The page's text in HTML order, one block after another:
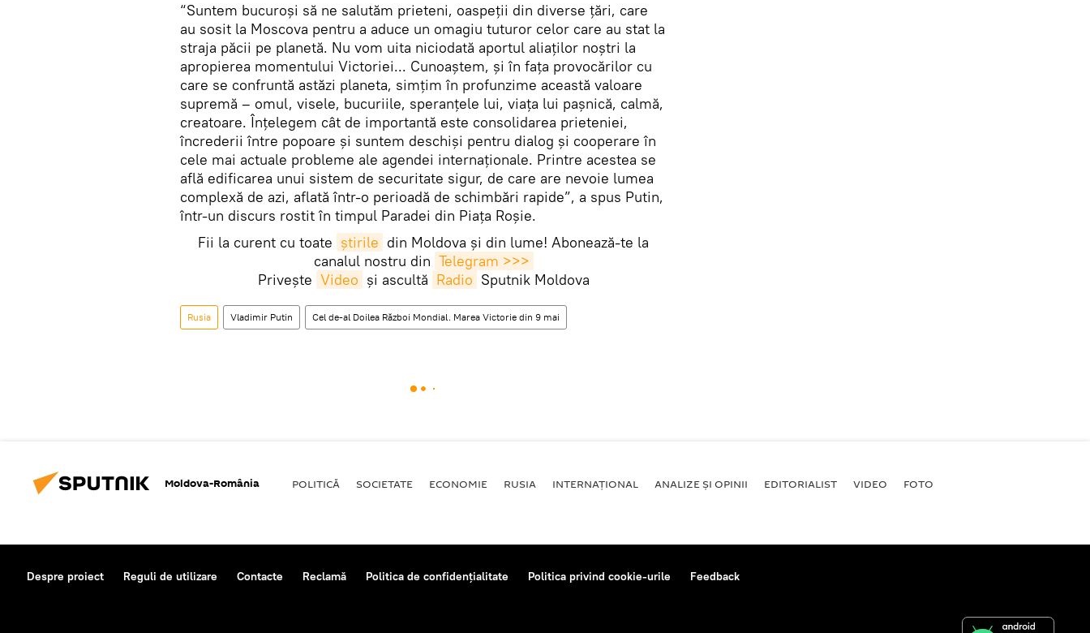
“Suntem bucuroși să ne salutăm prieteni, oaspeții din diverse țări, care
au sosit la Moscova pentru a aduce un omagiu tuturor celor care au stat la
straja păcii pe planetă. Nu vom uita niciodată aportul aliaților noștri la
apropierea momentului Victoriei... Cunoaștem, și în fața provocărilor cu
care se confruntă astăzi planeta, simțim în profunzime această valoare
supremă – omul, visele, bucuriile, speranțele lui, viața lui pașnică, calmă,
creatoare. Înțelegem cât de importantă este consolidarea prieteniei,
încrederii între popoare și suntem deschiși pentru dialog și cooperare în
cele mai actuale probleme ale agendei internaționale. Printre acestea se
află edificarea unui sistem de securitate sigur, de care are nevoie lumea
complexă de azi, aflată într-o perioadă de schimbări rapide”, a spus Putin,
într-un discurs rostit în timpul Paradei din Piața Roșie.
Fii la curent cu toate știrile din Moldova și din lume! Abonează-te la
canalul nostru din Telegram >>>
Privește Video și ascultă Radio Sputnik Moldova
Rusia Vladimir Putin Cel de-al Doilea Război Mondial. Marea Victorie din 9 mai
Moldova-România POLITICĂ SOCIETATE ECONOMIE RUSIA INTERNAŢIONAL ANALIZE ȘI OPINII EDITORIALIST VIDEO FOTO
Despre proiect Reguli de utilizare Contacte Reclamă Politica de confidențialitate Politica privind cookie-urile Feedback